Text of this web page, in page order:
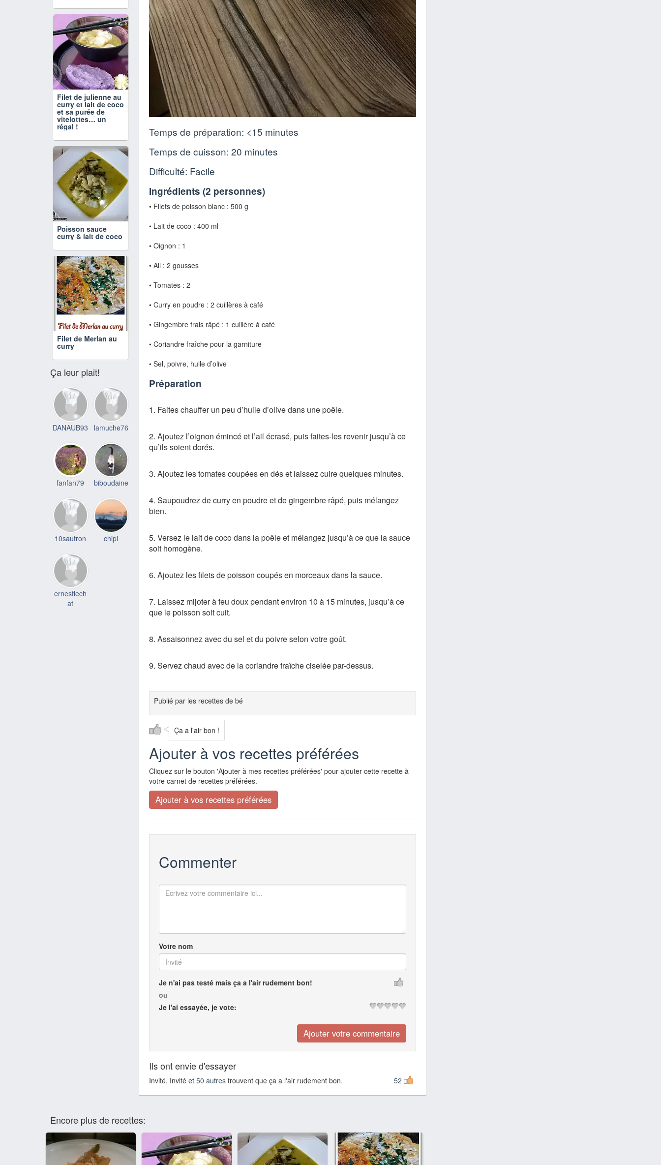
Temps de préparation: <15 minutes
Temps de cuisson: 20 minutes
Difficulté: Facile
Ingrédients (2 personnes)
• Filets de poisson blanc : 500 g
• Lait de coco : 400 ml
• Oignon : 1
• Ail : 2 gousses
• Tomates : 2
• Curry en poudre : 2 cuillères à café
• Gingembre frais râpé : 1 cuillère à café
• Coriandre fraîche pour la garniture
• Sel, poivre, huile d’olive
Préparation
1. Faites chauffer un peu d’huile d’olive dans une poêle.
2. Ajoutez l’oignon émincé et l’ail écrasé, puis faites-les revenir jusqu’à ce
qu’ils soient dorés.
3. Ajoutez les tomates coupées en dés et laissez cuire quelques minutes.
4. Saupoudrez de curry en poudre et de gingembre râpé, puis mélangez
bien.
5. Versez le lait de coco dans la poêle et mélangez jusqu’à ce que la sauce
soit homogène.
6. Ajoutez les filets de poisson coupés en morceaux dans la sauce.
7. Laissez mijoter à feu doux pendant environ 10 à 15 minutes, jusqu’à ce
que le poisson soit cuit.
8. Assaisonnez avec du sel et du poivre selon votre goût.
9. Servez chaud avec de la coriandre fraîche ciselée par-dessus.
Publié par les recettes de bé
Ça a l'air bon !
Ajouter à vos recettes préférées
Cliquez sur le bouton 'Ajouter à mes recettes préférées' pour ajouter cette recette à
votre carnet de recettes préférées.
Commenter
Votre nom
Je n'ai pas testé mais ça a l'air rudement bon!
ou
Je l'ai essayée, je vote:
Ils ont envie d'essayer
52
Invité, Invité et 50 autres trouvent que ça a l'air rudement bon.
Filet de julienne au
curry et lait de coco
et sa purée de
vitelottes… un
régal !
Poisson sauce
curry & lait de coco
Filet de Merlan au
curry
Ça leur plait!
DANAUB93 lamuche76
fanfan79 biboudaine
10sautron chipi
ernestlech
at
Encore plus de recettes: